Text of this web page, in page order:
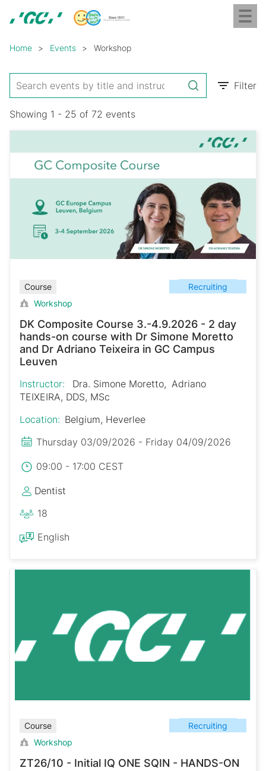
content
Europe
Breadcrumb
Home Events Workshop
Filter
Showing 1 - 25 of 72 events
Course
Recruiting
Workshop
DK Composite Course 3.-4.9.2026 - 2 day
hands-on course with Dr Simone Moretto
and Dr Adriano Teixeira in GC Campus
Leuven
Instructor: Dra. Simone Moretto
Adriano
TEIXEIRA, DDS, MSc
Location: Belgium, Heverlee
Thursday 03/09/2026 - Friday 04/09/2026
09:00 - 17:00 CEST
Dentist
18
English
Course
Recruiting
Workshop
ZT26/10 - Initial IQ ONE SQIN - HANDS-ON